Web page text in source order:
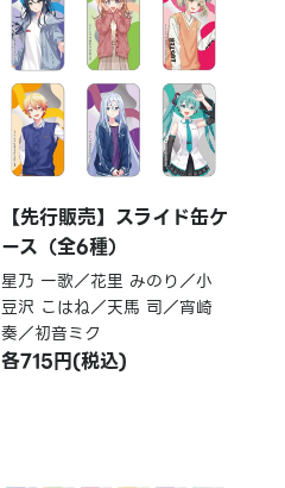
【先行販売】スライド缶ケ
ース（全6種）
星乃 一歌／花里 みのり／小
豆沢 こはね／天馬 司／宵崎
奏／初音ミク
各715円(税込)